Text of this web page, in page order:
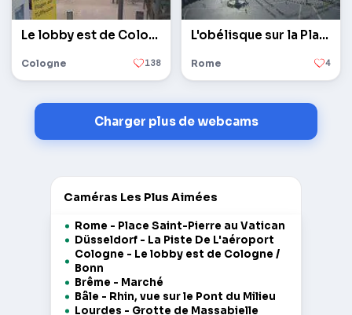
Le lobby est de Cologne / Bonn
Cologne 138
L'obélisque sur la Place Saint-Pierre au Vatican
Rome 4
Charger plus de webcams
Caméras Les Plus Aimées
Rome - Place Saint-Pierre au Vatican
Düsseldorf - La Piste De L'aéroport
Cologne - Le lobby est de Cologne /
Bonn
Brême - Marché
Bâle - Rhin, vue sur le Pont du Milieu
Lourdes - Grotte de Massabielle